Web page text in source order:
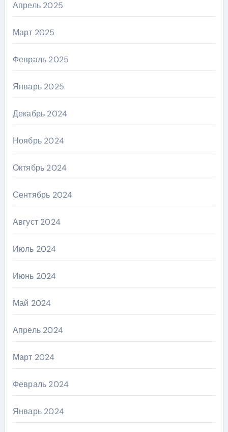
Апрель 2025
Март 2025
Февраль 2025
Январь 2025
Декабрь 2024
Ноябрь 2024
Октябрь 2024
Сентябрь 2024
Август 2024
Июль 2024
Июнь 2024
Май 2024
Апрель 2024
Март 2024
Февраль 2024
Январь 2024